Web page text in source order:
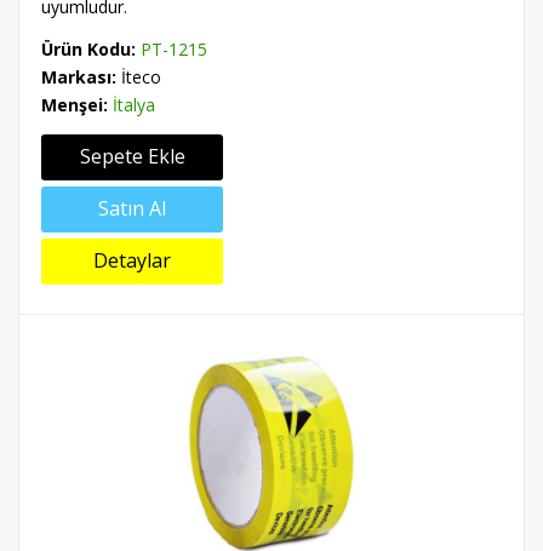
uyumludur.
Ürün Kodu: PT-1215
Markası: İteco
Menşei: İtalya
Sepete Ekle
Satın Al
Detaylar